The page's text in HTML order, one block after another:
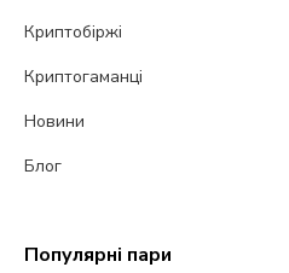
Криптобіржі
Криптогаманці
Новини
Блог
Популярні пари